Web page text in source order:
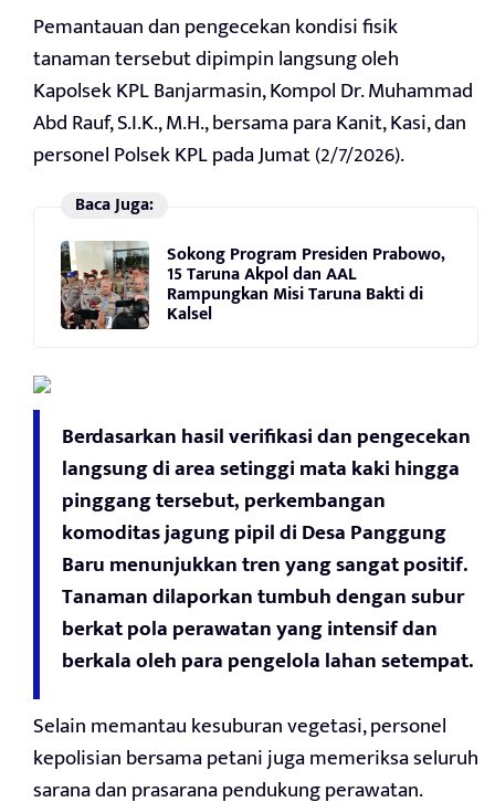
Pemantauan dan pengecekan kondisi fisik
tanaman tersebut dipimpin langsung oleh
Kapolsek KPL Banjarmasin, Kompol Dr. Muhammad
Abd Rauf, S.I.K., M.H., bersama para Kanit, Kasi, dan
personel Polsek KPL pada Jumat (2/7/2026).
Baca Juga:
Sokong Program Presiden Prabowo,
15 Taruna Akpol dan AAL
Rampungkan Misi Taruna Bakti di
Kalsel
Berdasarkan hasil verifikasi dan pengecekan
langsung di area setinggi mata kaki hingga
pinggang tersebut, perkembangan
komoditas jagung pipil di Desa Panggung
Baru menunjukkan tren yang sangat positif.
Tanaman dilaporkan tumbuh dengan subur
berkat pola perawatan yang intensif dan
berkala oleh para pengelola lahan setempat.
Selain memantau kesuburan vegetasi, personel
kepolisian bersama petani juga memeriksa seluruh
sarana dan prasarana pendukung perawatan.